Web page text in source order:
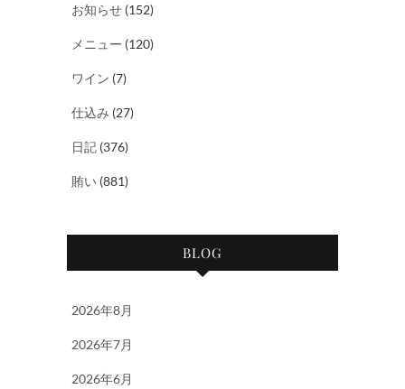
お知らせ (152)
メニュー (120)
ワイン (7)
仕込み (27)
日記 (376)
賄い (881)
BLOG
2026年8月
2026年7月
2026年6月